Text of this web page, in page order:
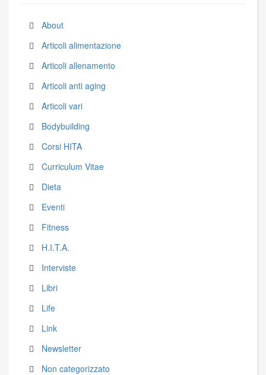
About
Articoli alimentazione
Articoli allenamento
Articoli anti aging
Articoli vari
Bodybuilding
Corsi HITA
Curriculum Vitae
Dieta
Eventi
Fitness
H.I.T.A.
Interviste
Libri
Life
Link
Newsletter
Non categorizzato